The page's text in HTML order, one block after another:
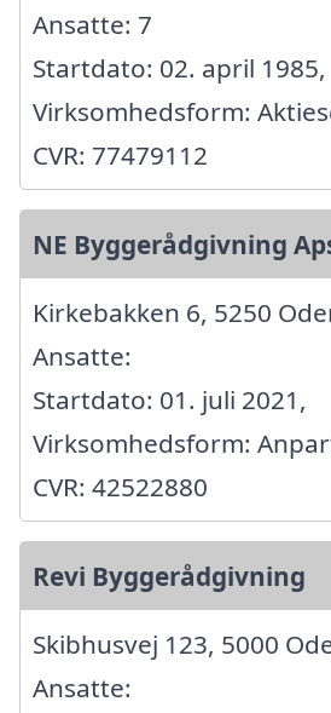
Ansatte: 7
Startdato: 02. april 1985,
Virksomhedsform:
CVR: 77479112
NE Byggerådgivning
Kirkebakken 6, 5250
Ansatte:
Startdato: 01. juli 2021,
Virksomhedsform:
CVR: 42522880
Revi Byggerådgivning
Skibhusvej 123, 5000
Ansatte: